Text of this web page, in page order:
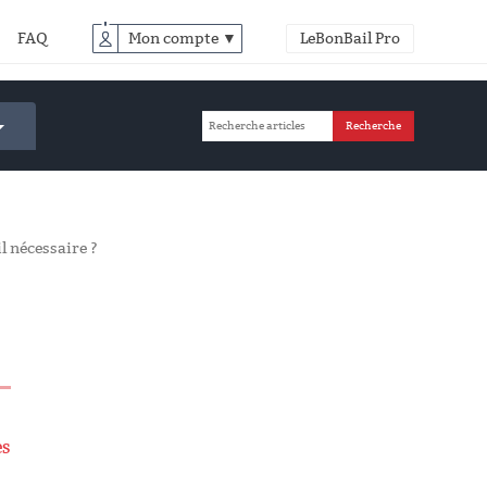
FAQ Mon compte ▼ LeBonBail Pro
nécessaire ?